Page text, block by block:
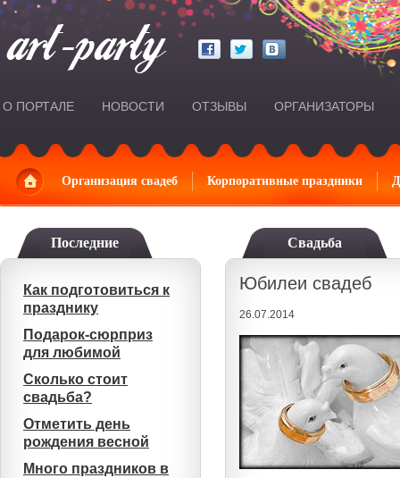
О ПОРТАЛЕ НОВОСТИ ОТЗЫВЫ ОРГАНИЗАТОРЫ
ГлавнаяОрганизация свадеб Корпоративные праздники
Последние
Как подготовиться к
празднику
Подарок-сюрприз
для любимой
Сколько стоит
свадьба?
Отметить день
рождения весной
Много праздников в
Свадьба
Юбилеи свадеб
26.07.2014